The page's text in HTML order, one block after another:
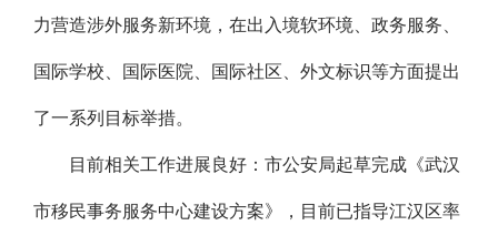
力营造涉外服务新环境，在出入境软环境、政务服务、
国际学校、国际医院、国际社区、外文标识等方面提出
了一系列目标举措。
目前相关工作进展良好：市公安局起草完成《武汉
市移民事务服务中心建设方案》，目前已指导江汉区率